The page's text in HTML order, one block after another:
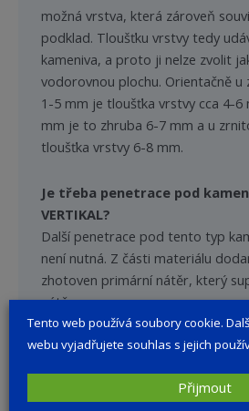
možná vrstva, která zároveň
podklad. Tloušťku vrstvy tedy
kameniva, a proto ji nelze zvolit
vodorovnou plochu. Orientačně
1-5 mm je tloušťka vrstvy cca 4-
mm je to zhruba 6-7 mm a u
tloušťka vrstvy 6-8 mm.
Je třeba penetrace pod
VERTIKAL?
Další penetrace pod tento typ
není nutná. Z části materiálu
zhotoven primární nátěr, který
nátěr.
Proč nejsou dostupné zrnitosti
Ačkoli náš systém VERTIKAL
Tento web používá soubory cookie.
webu vyjadřujete souhlas s jejich
Přijmout